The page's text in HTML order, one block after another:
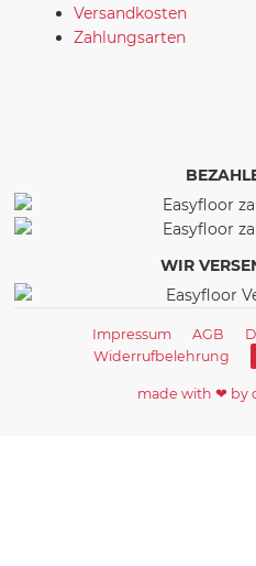
Versandkosten
Zahlungsarten
WIR
Impressum AGB
Widerrufbelehrung
made with ❤ by